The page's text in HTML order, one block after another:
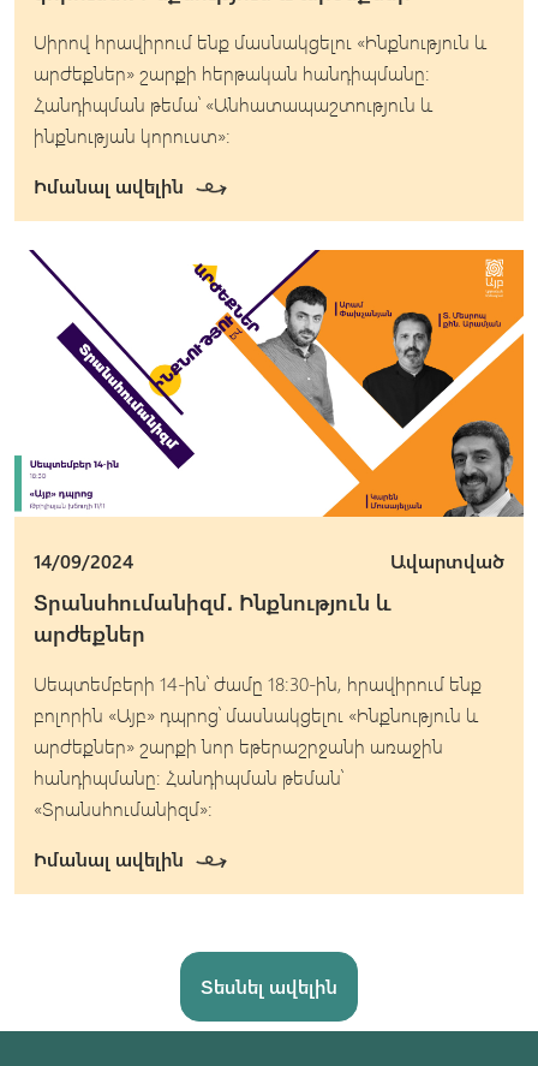
Սիրով հրավիրում ենք մասնակցելու «Ինքնություն և
արժեքներ» շարքի հերթական հանդիպմանը:
Հանդիպման թեմա՝ «Անհատապաշտություն և
ինքնության կորուստ»:
Իմանալ ավելին
14/09/2024 Ավարտված
Տրանսհումանիզմ․ Ինքնություն և
արժեքներ
Սեպտեմբերի 14-ին՝ ժամը 18:30-ին, հրավիրում ենք
բոլորին «Այբ» դպրոց՝ մասնակցելու «Ինքնություն և
արժեքներ» շարքի նոր եթերաշրջանի առաջին
հանդիպմանը։ Հանդիպման թեման՝
«Տրանսհումանիզմ»։
Իմանալ ավելին
Տեսնել ավելին